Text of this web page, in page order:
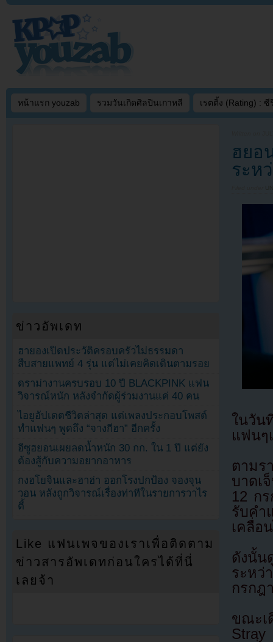
หน้าแรก youzab รวมวันเกิดศิลปินเกาหลี เรตติ้ง (Rating) : ซี
ฮยอ
ระห
ในวัน
แฟนๆ
ตามร
บาดเ
12 ก
รับคำ
เคลื่อ
ดังนั้น
ระห
กรกฎ
ขณะเ
Stray
ข่าวอัพเดท
ฮายองเปิดประวัติครอบครัวไม่ธรรมดา
สืบสายแพทย์ 4 รุ่น แต่ไม่เคยคิดเดินตามรอย
ดราม่างานครบรอบ 10 ปี BLACKPINK แฟน
วิจารณ์หนัก หลังจำกัดผู้ร่วมงานแค่ 40 คน
ไอยูอัปเดตชีวิตล่าสุด แต่เพลงประกอบโพสต์
ทำแฟนๆ พูดถึง “จางกีฮา” อีกครั้ง
อีซูฮยอนเผยลดน้ำหนัก 30 กก. ใน 1 ปี แต่ยัง
ต้องสู้กับความอยากอาหาร
กงฮโยจินและฮาฮ่า ออกโรงปกป้อง จองจุน
วอน หลังถูกวิจารณ์เรื่องท่าทีในรายการวาไร
ตี้
Like แฟนเพจของเราเพื่อติดตาม
ข่าวสารอัพเดทก่อนใครได้ที่นี่
เลยจ้า